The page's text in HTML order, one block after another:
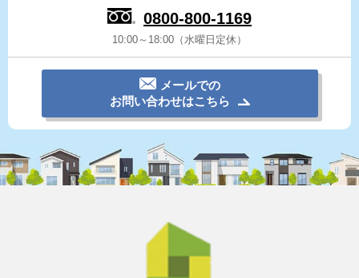
0800-800-1169
10:00～18:00（水曜日定休）
メールでの
お問い合わせはこちら